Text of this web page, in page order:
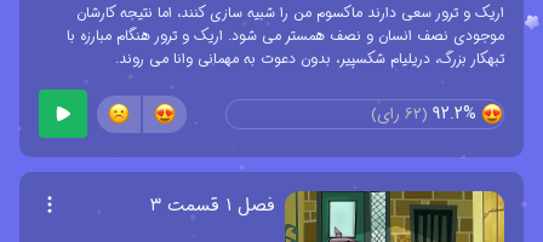
اریک و ترور سعی دارند ماکسوم من را شبیه سازی کنند، اما نتیجه کارشان
موجودی نصف انسان و نصف همستر می شود. اریک و ترور هنگام مبارزه با
تبهکار بزرگ، دریلیام شکسپیر، بدون دعوت به مهمانی وانا می روند.
92.2%
(
62 رای)
فصل ۱ قسمت ۳